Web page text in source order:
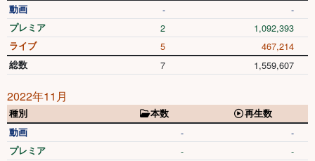
動画
- -
プレミア 2 1,092,393
ライブ 5 467,214
総数 7 1,559,607
2022年11月
種別 本数
再生数
動画
- -
プレミア - -